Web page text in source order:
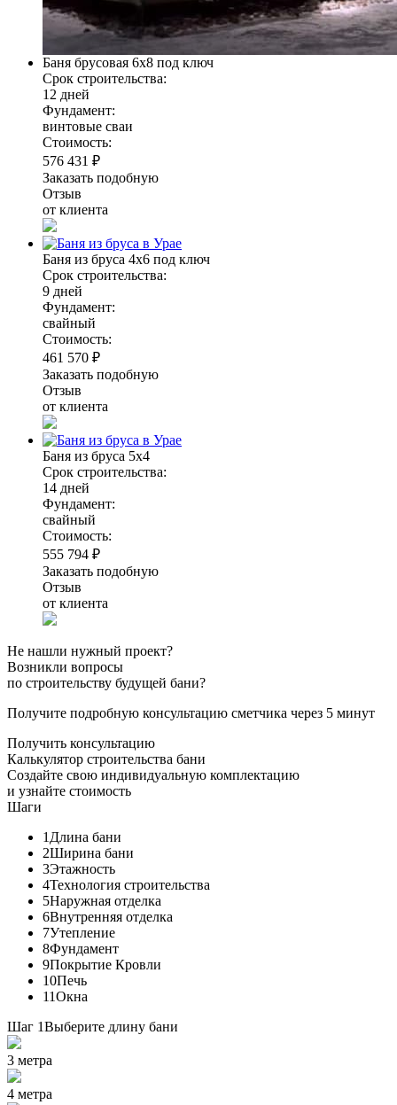
Баня брусовая 6х8 под ключ
Срок строительства:
12 дней
Фундамент:
винтовые сваи
Стоимость:
576 431 ₽
Заказать подобную
Отзыв
от клиента
Баня из бруса 4х6 под ключ
Срок строительства:
9 дней
Фундамент:
свайный
Стоимость:
461 570 ₽
Заказать подобную
Отзыв
от клиента
Баня из бруса 5х4
Срок строительства:
14 дней
Фундамент:
свайный
Стоимость:
555 794 ₽
Заказать подобную
Отзыв
от клиента
Не нашли нужный проект?
Возникли вопросы
по строительству будущей бани?
Получите подробную консультацию сметчика через 5 минут
Получить консультацию
Калькулятор строительства бани
Создайте свою индивидуальную комплектацию
и узнайте стоимость
Шаги
1 Длина бани
2Ширина бани
3Этажность
4Технология строительства
5Наружная отделка
6Внутренняя отделка
7Утепление
8Фундамент
9Покрытие Кровли
10Печь
11Окна
Шаг 1Выберите длину бани
3 метра
4 метра